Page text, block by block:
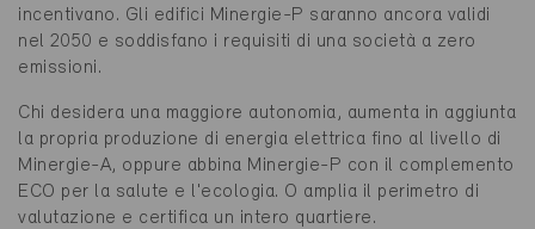
incentivano. Gli edifici Minergie-P saranno ancora validi
nel 2050 e soddisfano i requisiti di una società a zero
emissioni.
Chi desidera una maggiore autonomia, aumenta in aggiunta
la propria produzione di energia elettrica fino al livello di
Minergie-A, oppure abbina Minergie-P con il complemento
ECO per la salute e l'ecologia. O amplia il perimetro di
valutazione e certifica un intero quartiere.